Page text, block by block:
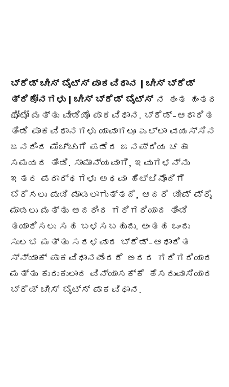
ಬ್ರೆಡ್ ಚೀಸ್ ಬೈಟ್ಸ್ ಪಾಕವಿಧಾನ | ಚೀಸ್ ಬ್ರೆಡ್
ತ್ರಿಕೋನಗಳು | ಚೀಸ್ ಬ್ರೆಡ್ ಬೈಟ್ಸ್ನ ಹಂತ ಹಂತದ
ಫೋಟೋ ಮತ್ತು ವೀಡಿಯೊ ಪಾಕವಿಧಾನ. ಬ್ರೆಡ್-ಆಧಾರಿತ
ತಿಂಡಿ ಪಾಕವಿಧಾನಗಳು ಯಾವಾಗಲೂ ಎಲ್ಲಾ ವಯಸ್ಸಿನ
ಜನರಿಂದ ಮೆಚ್ಚುಗೆ ಪಡೆದ ಜನಪ್ರಿಯ ಚಹಾ
ಸಮಯದ ತಿಂಡಿ. ಸಾಮಾನ್ಯವಾಗಿ, ಇವುಗಳನ್ನು
ಇತರ ಪದಾರ್ಥಗಳು ಅಥವಾ ಹಿಟ್ಟಿನೊಂದಿಗೆ
ಬೆರೆಸಲು ಪುಡಿ ಮಾಡಲಾಗುತ್ತದೆ, ಆದರೆ ಡೀಪ್ ಫ್ರೈ
ಮಾಡಲು ಮತ್ತು ಅದರಿಂದ ಗರಿಗರಿಯಾದ ತಿಂಡಿ
ತಯಾರಿಸಲು ಸಹ ಬಳಸಬಹುದು. ಅಂತಹ ಒಂದು
ಸುಲಭ ಮತ್ತು ಸರಳವಾದ ಬ್ರೆಡ್-ಆಧಾರಿತ
ಸ್ನ್ಯಾಕ್ ಪಾಕವಿಧಾನವೆಂದರೆ ಅದರ ಗರಿಗರಿಯಾದ
ಮತ್ತು ಕುರುಕುಲಾದ ವಿನ್ಯಾಸಕ್ಕೆ ಹೆಸರುವಾಸಿಯಾದ
ಬ್ರೆಡ್ ಚೀಸ್ ಬೈಟ್ಸ್ ಪಾಕವಿಧಾನ.